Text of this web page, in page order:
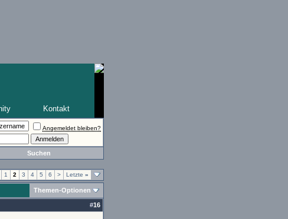
Kontakt
Angemeldet bleiben?
Suchen
1 2 3 4 5 6 > Letzte »
Themen-Optionen
#16